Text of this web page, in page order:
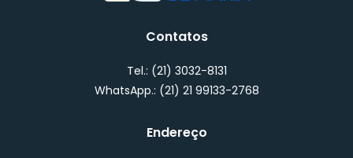
Contatos
Tel.: (21) 3032-8131
WhatsApp.: (21) 21 99133-2768
Endereço